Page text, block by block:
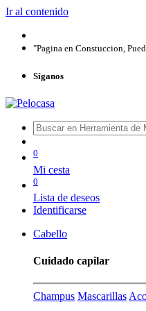
Ir al contenido
"Pagina en Constuccion,
Síganos
0
Mi cesta
0
Lista de deseos
Identificarse
Cabello
Cuidado capilar
Champus Mascarillas